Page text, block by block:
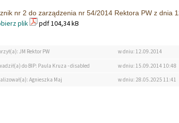
nr 2 do zarządzenia nr 54/2014 Rektora PW z dnia
plik pdf 104,34 kB
JM Rektor PW
w dniu: 12.09.2014
do BIP: Paula Kruza - disabled
w dniu: 15.09.2014 10:48
Agnieszka Maj
w dniu: 28.05.2025 11:41